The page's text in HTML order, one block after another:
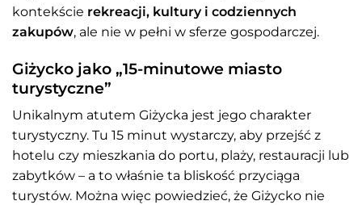
kontekście rekreacji, kultury i codziennych
zakupów, ale nie w pełni w sferze gospodarczej.
Giżycko jako „15-minutowe miasto
turystyczne”
Unikalnym atutem Giżycka jest jego charakter
turystyczny. Tu 15 minut wystarczy, aby przejść z
hotelu czy mieszkania do portu, plaży, restauracji lub
zabytków – a to właśnie ta bliskość przyciąga
turystów. Można więc powiedzieć, że Giżycko nie